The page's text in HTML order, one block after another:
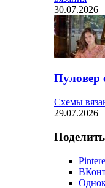
30.07.2026
Пуловер
Схемы
29.07.2026